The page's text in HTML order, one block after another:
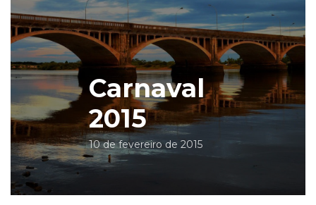
Carnaval
2015
10 de fevereiro de 2015